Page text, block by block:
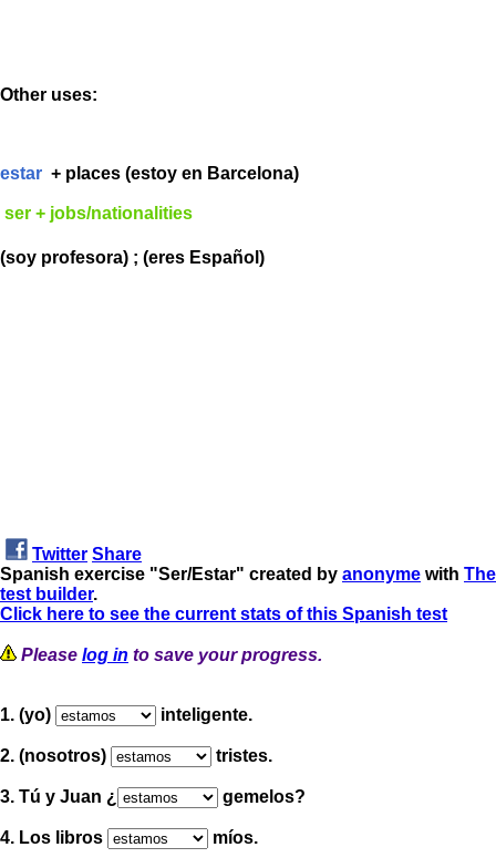
Other uses:
estar + places (estoy en Barcelona)
ser + jobs/nationalities
(soy profesora) ; (eres Español)
Twitter Share
Spanish exercise "Ser/Estar" created by anonyme with The
test builder.
Click here to see the current stats of this Spanish test
Please log in to save your progress.
1. (yo) inteligente.
2. (nosotros) tristes.
3. Tú y Juan ¿ gemelos?
4. Los libros míos.